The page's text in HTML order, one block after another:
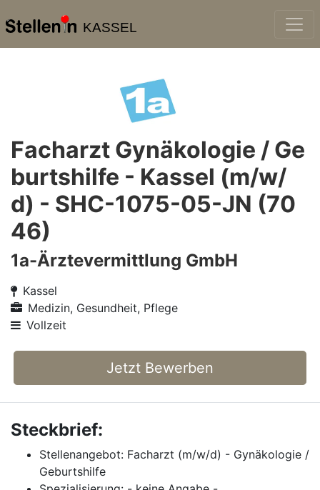
KASSEL
Facharzt Gynäkologie / Ge
burtshilfe - Kassel (m/w/
d) - SHC-1075-05-JN (70
46)
1a-Ärztevermittlung GmbH
Kassel
Medizin, Gesundheit, Pflege
Vollzeit
Jetzt Bewerben
Steckbrief:
Stellenangebot: Facharzt (m/w/d) - Gynäkologie /
Geburtshilfe